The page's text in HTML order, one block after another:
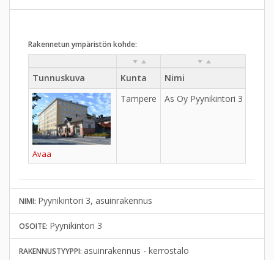
Rakennetun ympäristön kohde:
Tunnuskuva Kunta Nimi
Avaa
Tampere As Oy Pyynikintori 3
NIMI: Pyynikintori 3, asuinrakennus
OSOITE: Pyynikintori 3
RAKENNUSTYYPPI: asuinrakennus - kerrostalo